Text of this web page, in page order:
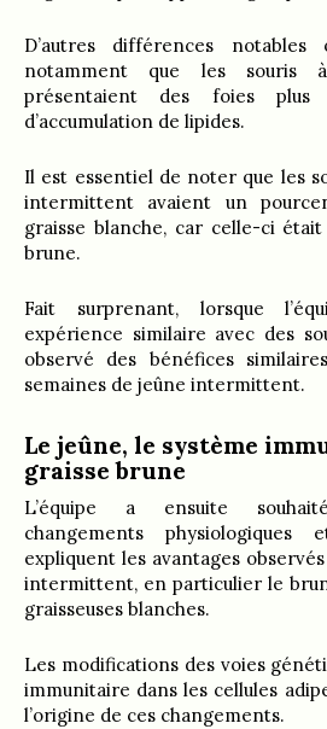
D’autres différences
notamment que les souris
présentaient des foies plus
d’accumulation de lipides.
Il est essentiel de noter que les
intermittent avaient un
graisse blanche, car celle-ci
brune.
Fait surprenant, lorsque
expérience similaire avec des
observé des bénéfices
semaines de jeûne intermittent.
Le jeûne, le système
graisse brune
L’équipe a ensuite
changements physiologiques
expliquent les avantages
intermittent, en particulier le
graisseuses blanches.
Les modifications des voies
immunitaire dans les cellules
l’origine de ces changements.